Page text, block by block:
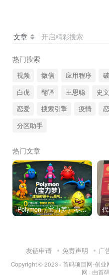
文章 开启精彩搜索
热门搜索
视频 微信 应用程序
白虎
翻译 王思聪 史
恋爱
搜索引擎 疫情
分区助手
热门文章
Polymon（宝力梦）零撸链游天花板，稳定收益，轻松变现，今日全球首发！
友链申请 免责声明 广
Copyright © 2023 · 首码项目网-创业
网 · 由首